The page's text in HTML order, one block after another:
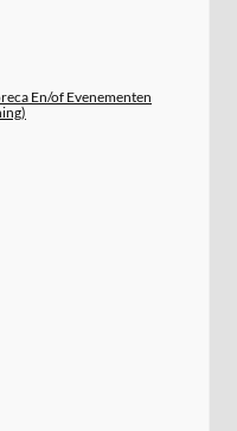
En/of Evenementen